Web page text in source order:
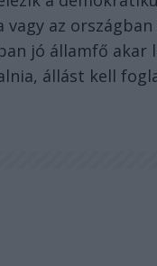
az országban
jó államfő akar
állást kell